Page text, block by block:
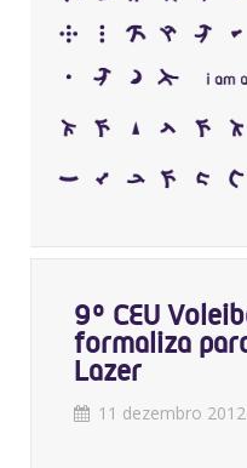
9º CEU
formaliza
Lazer
11 dezembro 2012